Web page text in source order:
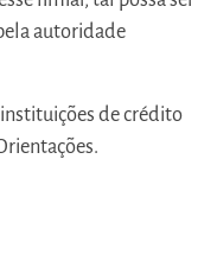
autoridade
de crédito